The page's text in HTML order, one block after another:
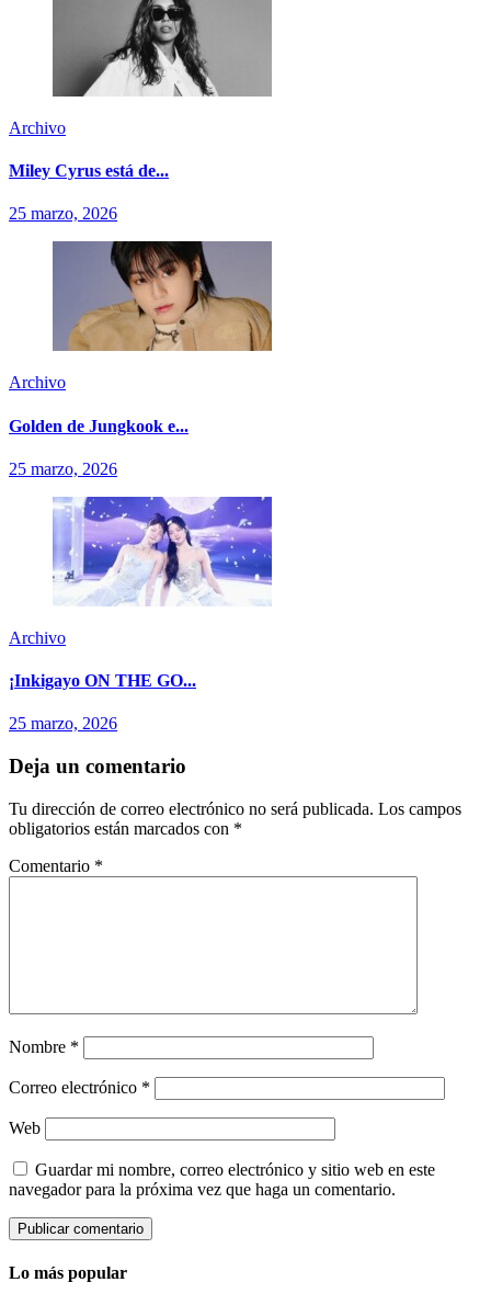
Archivo
Miley Cyrus está de...
25 marzo, 2026
Archivo
Golden de Jungkook e...
25 marzo, 2026
Archivo
¡Inkigayo ON THE GO...
25 marzo, 2026
Deja un comentario
Tu dirección de correo electrónico no será publicada. Los campos
obligatorios están marcados con *
Comentario *
Nombre *
Correo electrónico *
Web
Guardar mi nombre, correo electrónico y sitio web en este
navegador para la próxima vez que haga un comentario.
Lo más popular